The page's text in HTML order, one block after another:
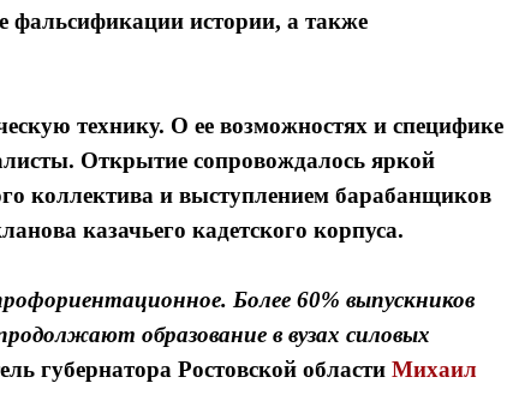
фальсификации истории, а также
технику. О ее возможностях и специфике
Открытие сопровождалось яркой
коллектива и выступлением барабанщиков
казачьего кадетского корпуса.
Более 60% выпускников
образование в вузах силовых
губернатора Ростовской области Михаил